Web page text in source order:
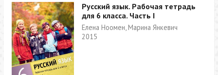
Русский язык. Рабочая тетрадь
для 6 класса. Часть I
Елена Ноомен, Марина Янкевич
2015